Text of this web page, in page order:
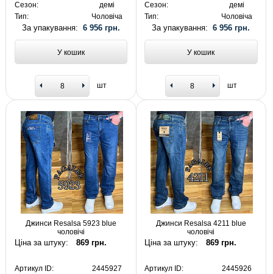
Сезон:
демі
Тип:
Чоловіча
За упакування: 6 956 грн.
У кошик
шт
Сезон:
демі
Тип:
Чоловіча
За упакування:6 956 грн.
У кошик
шт
Джинси Resalsa 5923 blue
чоловічі
Ціна за штуку: 869 грн.
Артикул ID:
2445927
Джинси Resalsa 4211 blue
чоловічі
Ціна за штуку: 869 грн.
Артикул ID:
2445926